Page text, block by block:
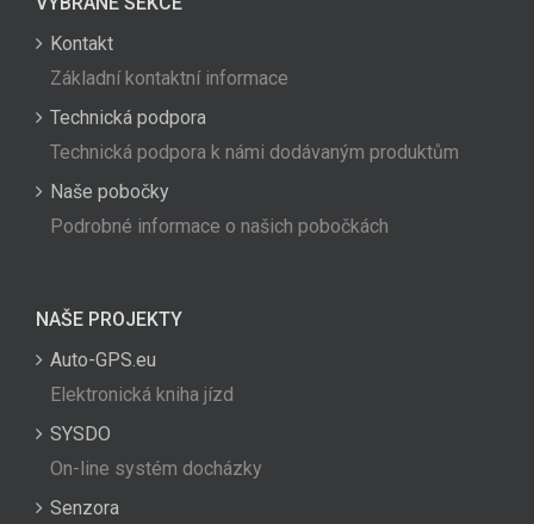
Kontakt
Základní kontaktní informace
Technická podpora
Technická podpora k námi dodávaným produktům
Naše pobočky
Podrobné informace o našich pobočkách
NAŠE PROJEKTY
Auto-GPS.eu
Elektronická kniha jízd
SYSDO
On-line systém docházky
Senzora